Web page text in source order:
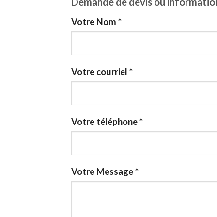
Votre Nom *
Votre courriel *
Votre téléphone *
Votre Message *